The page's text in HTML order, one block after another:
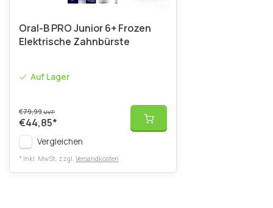
Oral-B PRO Junior 6+ Frozen
Elektrische Zahnbürste
Auf Lager
€79,99UVP
€44,85*
Vergleichen
* Inkl. MwSt. zzgl. Versandkosten